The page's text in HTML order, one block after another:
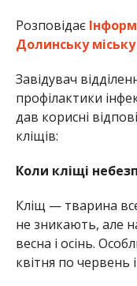
Розповідає
Долинську
Завідувач
профілактики
дав корисні
кліщів:
Коли кліщі
Кліщ — тварина
не зникають, але
весна і осінь.
квітня по червень